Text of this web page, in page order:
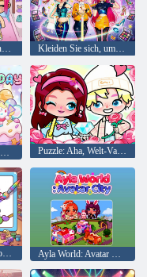
Avatar World Schönheitssalon Kleiden Sie sich, um zu beeindrucken: Mode-Avatar
Puzzle: Aha, Welt-Valentinstag
Malbuch: Avatar World Rose Pyjamas Ayla World: Avatar City